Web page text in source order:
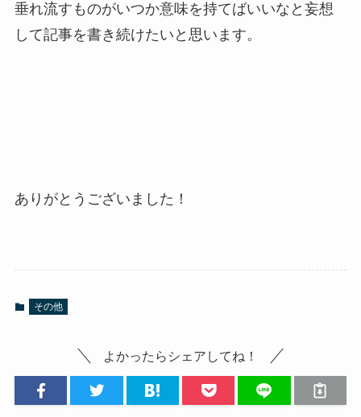
垂れ流すものがいつか意味を持てばいいなと妄想
して記事を書き続けたいと思います。
ありがとうございました！
その他
よかったらシェアしてね！